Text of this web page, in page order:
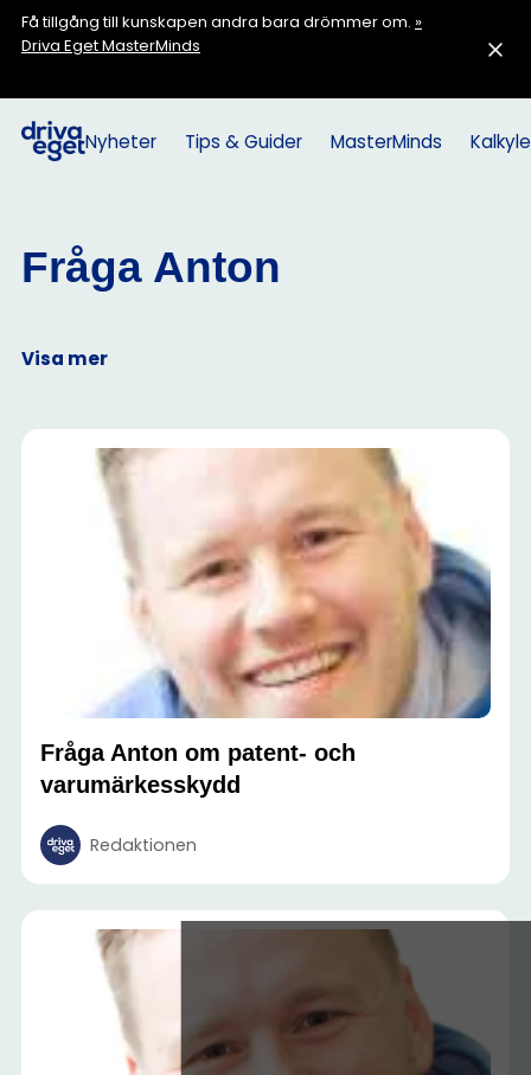
Få tillgång till kunskapen andra bara drömmer om. »
Driva Eget MasterMinds
Nyheter Tips & Guider MasterMinds
Fråga Anton
Visa mer
Fråga Anton om patent- och
varumärkesskydd
Redaktionen